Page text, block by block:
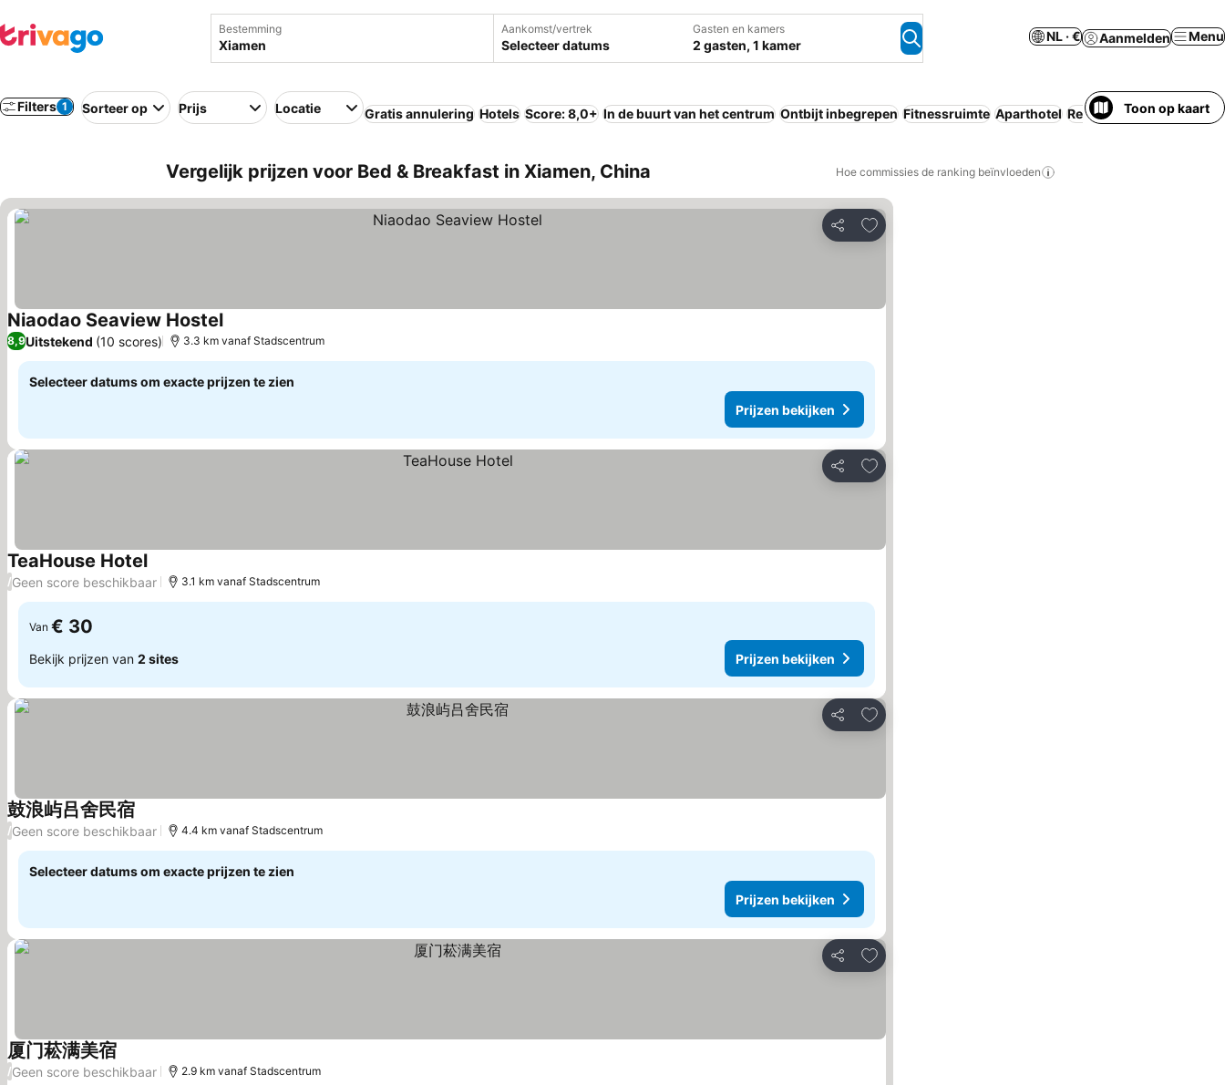
Bestemming Aankomst/vertrek
Selecteer datums
Gasten en kamers
2 gasten, 1 kamer
NL · € Aanmelden Menu
Filters 1 Sorteer op Prijs Locatie Gratis annulering Hotels Score: 8,0+ In de buurt van het centrum Ontbijt inbegrepen Fitnessruimte Aparthotel Resort Zwembad Geen
Toon op kaart
Vergelijk prijzen voor Bed & Breakfast in Xiamen, China Hoe commissies de ranking beïnvloeden
Delen
Toevoegen aan favorieten
Niaodao Seaview HostelPrijzen bekijken
8,9Uitstekend (10 scores) 3.3 km vanaf Stadscentrum
Selecteer datums om exacte prijzen te zien
Prijzen bekijken
Delen
Toevoegen aan favorieten
TeaHouse HotelPrijzen bekijken
/Geen score beschikbaar 3.1 km vanaf Stadscentrum
Van € 30
Bekijk prijzen van 2 sites Prijzen bekijken
Delen
Toevoegen aan favorieten
鼓浪屿吕舍民宿 Prijzen bekijken
/Geen score beschikbaar 4.4 km vanaf Stadscentrum
Selecteer datums om exacte prijzen te zien
Prijzen bekijken
Delen
Toevoegen aan favorieten
厦门菘满美宿 Prijzen bekijken
/Geen score beschikbaar 2.9 km vanaf Stadscentrum